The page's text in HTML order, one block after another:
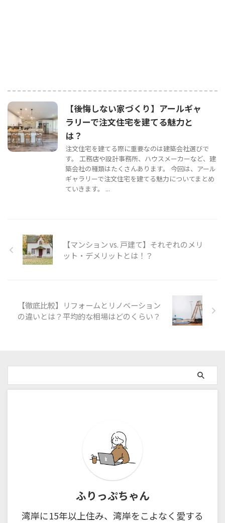
【後悔しない家づくり】アールギャ
ラリーで注文住宅を建てる魅力と
は？
注文住宅を建てる際に重要なのは建築会社選びで
す。 工務店や設計事務所、ハウスメーカーなど、建
築会社の種類はたくさんあります。 今回は、アール
ギャラリーで注文住宅を建てる魅力についてまとめ
ていきます。 ...
【マンション vs. 戸建て】それぞれのメリ
ット・デメリットとは！？
【徹底比較】リフォームとリノベーション
の違いとは？平均的な相場はどのくらい？
ふりっぷちゃん
湾岸に15年以上住み、湾岸をこよなく愛する